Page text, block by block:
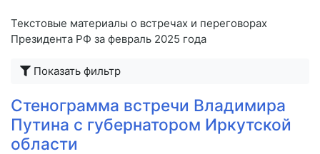
Текстовые материалы о встречах и переговорах
Президента РФ за февраль 2025 года
Показать фильтр
Стенограмма встречи Владимира
Путина с губернатором Иркутской
области